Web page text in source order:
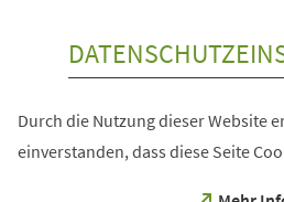
Durch die Nutzung dieser Website
einverstanden, dass diese Seite